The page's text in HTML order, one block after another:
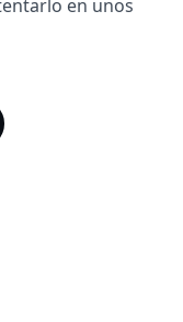
en unos